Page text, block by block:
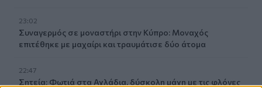
23:02
Συναγερμός σε μοναστήρι στην Κύπρο: Μοναχός
επιτέθηκε με μαχαίρι και τραυμάτισε δύο άτομα
22:47
Σητεία: Φωτιά στα Αχλάδια, δύσκολη μάχη με τις φλόγες